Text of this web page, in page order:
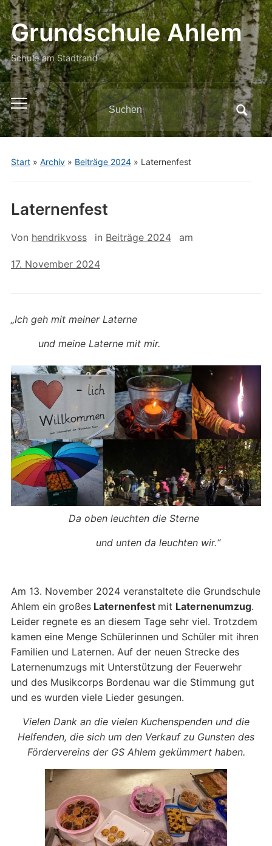
Grundschule Ahlem
Schule am Stadtrand
Toggle
mobile
menu
Search
for:
Start» Archiv» Beiträge 2024» Laternenfest
Laternenfest
Von hendrikvoss in Beiträge 2024 am
17. November 2024
„Ich geh mit meiner Laterne
und meine Laterne mit mir.
Da oben leuchten die Sterne
und unten da leuchten wir.“
Am 13. November 2024 veranstaltete die Grundschule
Ahlem ein großesLaternenfest mit Laternenumzug.
Leider regnete es an diesem Tage sehr viel. Trotzdem
kamen eine Menge Schülerinnen und Schüler mit ihren
Familien und Laternen. Auf der neuen Strecke des
Laternenumzugs mit Unterstützung der Feuerwehr
und des Musikcorps Bordenau war die Stimmung gut
und es wurden viele Lieder gesungen.
Vielen Dank an die vielen Kuchenspenden und die
Helfenden, die sich um den Verkauf zu Gunsten des
Fördervereins der GS Ahlem gekümmert haben.